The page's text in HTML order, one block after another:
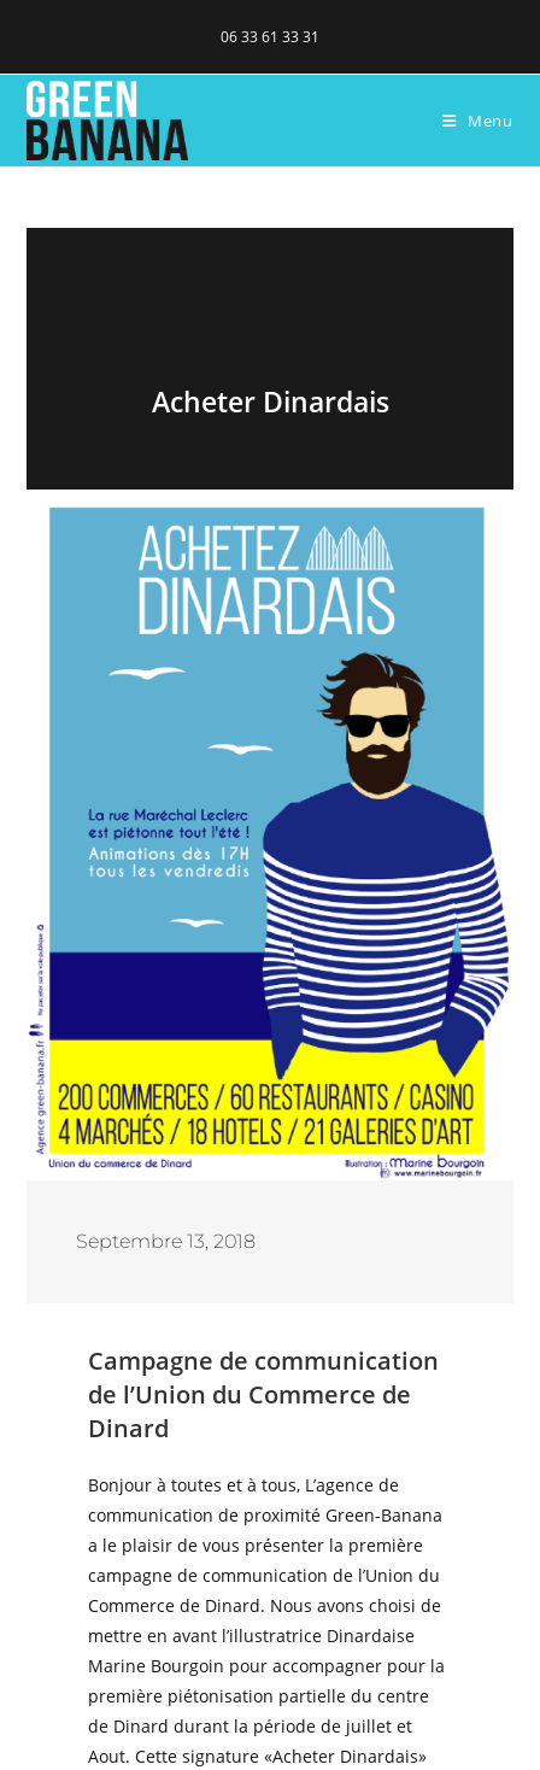
06 33 61 33 31
Menu
Acheter Dinardais
Septembre 13, 2018
Campagne de communication
de l’Union du Commerce de
Dinard
Bonjour à toutes et à tous, L’agence de
communication de proximité Green-Banana
a le plaisir de vous présenter la première
campagne de communication de l’Union du
Commerce de Dinard. Nous avons choisi de
mettre en avant l’illustratrice Dinardaise
Marine Bourgoin pour accompagner pour la
première piétonisation partielle du centre
de Dinard durant la période de juillet et
Aout. Cette signature «Acheter Dinardais»